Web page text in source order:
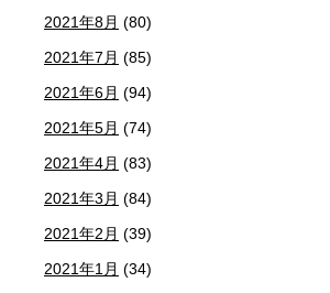
2021年8月 (80)
2021年7月 (85)
2021年6月 (94)
2021年5月 (74)
2021年4月 (83)
2021年3月 (84)
2021年2月 (39)
2021年1月 (34)